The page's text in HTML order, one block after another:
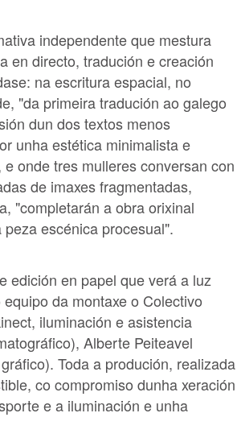
independente que mestura
en directo, tradución e creación
na escritura espacial, no
"da primeira tradución ao galego
dun dos textos menos
unha estética minimalista e
onde tres mulleres conversan con
de imaxes fragmentadas,
"completarán a obra orixinal
escénica procesual".
edición en papel que verá a luz
da montaxe o Colectivo
iluminación e asistencia
Alberte Peiteavel
Toda a produción, realizada
co compromiso dunha xeración
e a iluminación e unha